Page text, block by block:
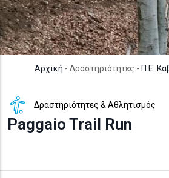
Αρχική - Δραστηριότητες - Π.Ε.
Δραστηριότητες & Αθλητισμός
Paggaio Trail Run